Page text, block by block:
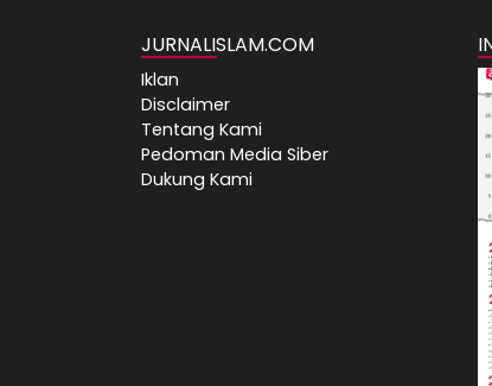
JURNALISLAM.COM
Iklan
Disclaimer
Tentang Kami
Pedoman Media Siber
Dukung Kami